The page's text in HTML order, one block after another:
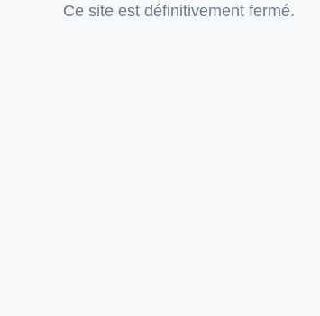
Ce site est définitivement fermé.